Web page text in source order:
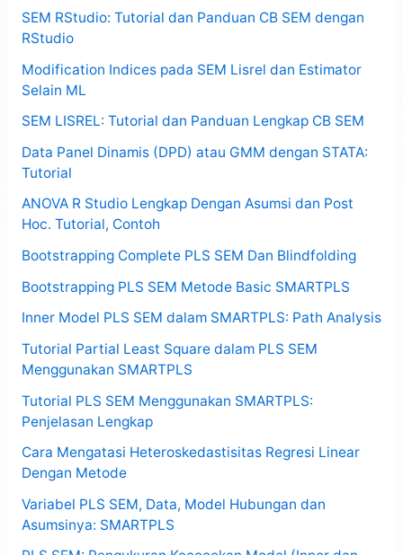
SEM RStudio: Tutorial dan Panduan CB SEM dengan
RStudio
Modification Indices pada SEM Lisrel dan Estimator
Selain ML
SEM LISREL: Tutorial dan Panduan Lengkap CB SEM
Data Panel Dinamis (DPD) atau GMM dengan STATA:
Tutorial
ANOVA R Studio Lengkap Dengan Asumsi dan Post
Hoc. Tutorial, Contoh
Bootstrapping Complete PLS SEM Dan Blindfolding
Bootstrapping PLS SEM Metode Basic SMARTPLS
Inner Model PLS SEM dalam SMARTPLS: Path Analysis
Tutorial Partial Least Square dalam PLS SEM
Menggunakan SMARTPLS
Tutorial PLS SEM Menggunakan SMARTPLS:
Penjelasan Lengkap
Cara Mengatasi Heteroskedastisitas Regresi Linear
Dengan Metode
Variabel PLS SEM, Data, Model Hubungan dan
Asumsinya: SMARTPLS